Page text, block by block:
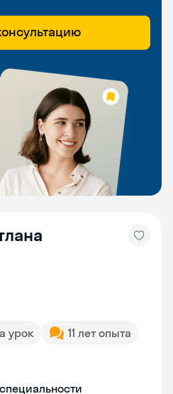
урок
11 лет опыта